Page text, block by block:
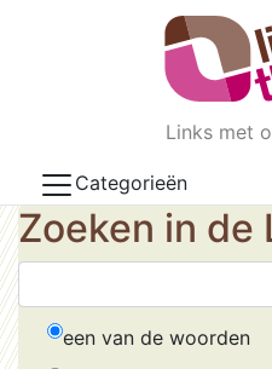
Skip to main content
Links met
Categorieën
Zoeken in de
een van de woorden